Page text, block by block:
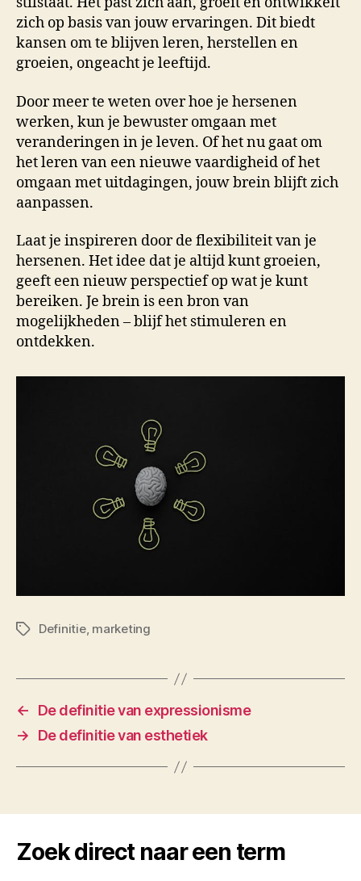
zich op basis van jouw ervaringen. Dit biedt
kansen om te blijven leren, herstellen en
groeien, ongeacht je leeftijd.
Door meer te weten over hoe je hersenen
werken, kun je bewuster omgaan met
veranderingen in je leven. Of het nu gaat om
het leren van een nieuwe vaardigheid of het
omgaan met uitdagingen, jouw brein blijft zich
aanpassen.
Laat je inspireren door de flexibiliteit van je
hersenen. Het idee dat je altijd kunt groeien,
geeft een nieuw perspectief op wat je kunt
bereiken. Je brein is een bron van
mogelijkheden – blijf het stimuleren en
ontdekken.
TagsDefinitie, marketing
←
De definitie van expressionisme
→
De definitie van esthetiek
Zoek direct naar een term